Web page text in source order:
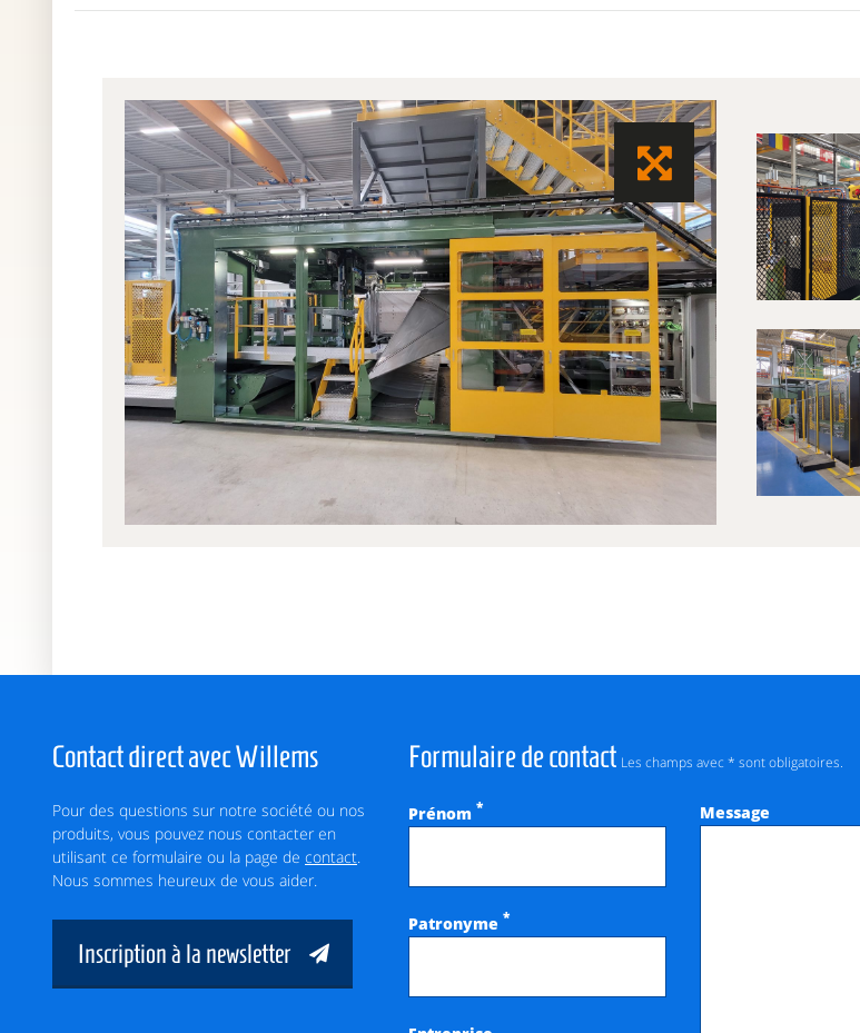
Contact direct avec Willems
Pour des questions sur notre société ou nos
produits, vous pouvez nous contacter en
utilisant ce formulaire ou la page de contact.
Nous sommes heureux de vous aider.
Inscription à la newsletter
Formulaire de contact Les champs avec * sont obligatoires.
Prénom *
Patronyme *
Message